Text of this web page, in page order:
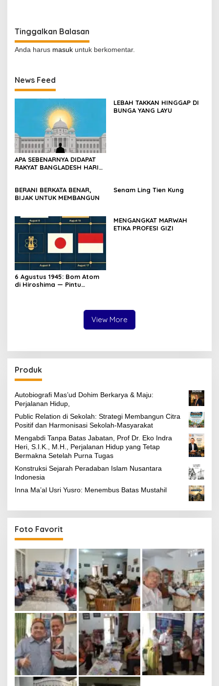
Tinggalkan Balasan
Anda harus masuk untuk berkomentar.
News Feed
APA SEBENARNYA DIDAPAT
RAKYAT BANGLADESH HARI
LEBAH TAKKAN HINGGAP DI
BUNGA YANG LAYU
BERANI BERKATA BENAR,
BIJAK UNTUK MEMBANGUN
Senam Ling Tien Kung
6 Agustus 1945: Bom Atom
di Hiroshima — Pintu
MENGANGKAT MARWAH
ETIKA PROFESI GIZI
View More
Produk
Autobiografi Mas’ud Dohim Berkarya & Maju:
Perjalanan Hidup,
Public Relation di Sekolah: Strategi Membangun Citra
Positif dan Harmonisasi Sekolah-Masyarakat
Mengabdi Tanpa Batas Jabatan, Prof Dr. Eko Indra
Heri, S.I.K., M.H., Perjalanan Hidup yang Tetap
Bermakna Setelah Purna Tugas
Konstruksi Sejarah Peradaban Islam Nusantara
Indonesia
Inna Ma’al Usri Yusro: Menembus Batas Mustahil
Foto Favorit